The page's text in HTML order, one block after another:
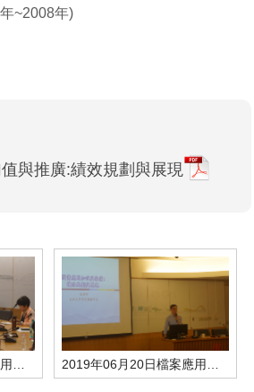
~2008年)
與推廣:績效規劃與展現